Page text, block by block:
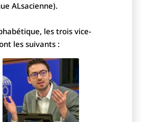
ALsacienne).
les trois vice-
les suivants :